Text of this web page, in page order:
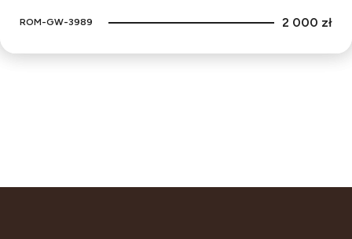
ROM-GW-3989 2 000 zł